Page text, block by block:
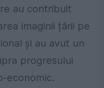
au contribuit
imaginii țării pe
și au avut un
progresului
economic.